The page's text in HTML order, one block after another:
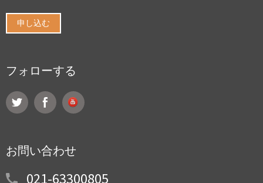
申し込む
フォローする
お問い合わせ
021-63300805